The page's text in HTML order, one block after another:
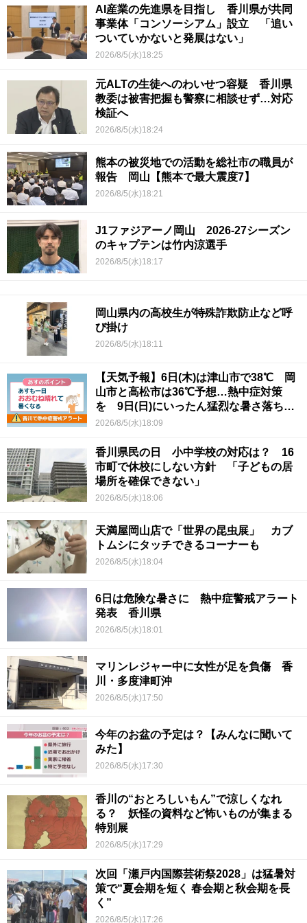
AI産業の先進県を目指し 香川県が共同
事業体「コンソーシアム」設立 「追い
ついていかないと発展はない」
2026/8/5(水)18:25
元ALTの生徒へのわいせつ容疑 香川県
教委は被害把握も警察に相談せず…対応
検証へ
2026/8/5(水)18:24
熊本の被災地での活動を総社市の職員が
報告 岡山【熊本で最大震度7】
2026/8/5(水)18:21
J1ファジアーノ岡山 2026-27シーズン
のキャプテンは竹内涼選手
2026/8/5(水)18:17
岡山県内の高校生が特殊詐欺防止など呼
び掛け
2026/8/5(水)18:11
【天気予報】6日(木)は津山市で38℃ 岡
山市と高松市は36℃予想…熱中症対策
を 9日(日)にいったん猛烈な暑さ落ち着
くか
2026/8/5(水)18:09
香川県民の日 小中学校の対応は？ 16
市町で休校にしない方針 「子どもの居
場所を確保できない」
2026/8/5(水)18:06
天満屋岡山店で「世界の昆虫展」 カブ
トムシにタッチできるコーナーも
2026/8/5(水)18:04
6日は危険な暑さに 熱中症警戒アラート
発表 香川県
2026/8/5(水)18:01
マリンレジャー中に女性が足を負傷 香
川・多度津町沖
2026/8/5(水)17:50
今年のお盆の予定は？【みんなに聞いて
みた】
2026/8/5(水)17:30
香川の“おとろしいもん”で涼しくなれ
る？ 妖怪の資料など怖いものが集まる
特別展
2026/8/5(水)17:29
次回「瀬戸内国際芸術祭2028」は猛暑対
策で“夏会期を短く 春会期と秋会期を長
く”
2026/8/5(水)17:26